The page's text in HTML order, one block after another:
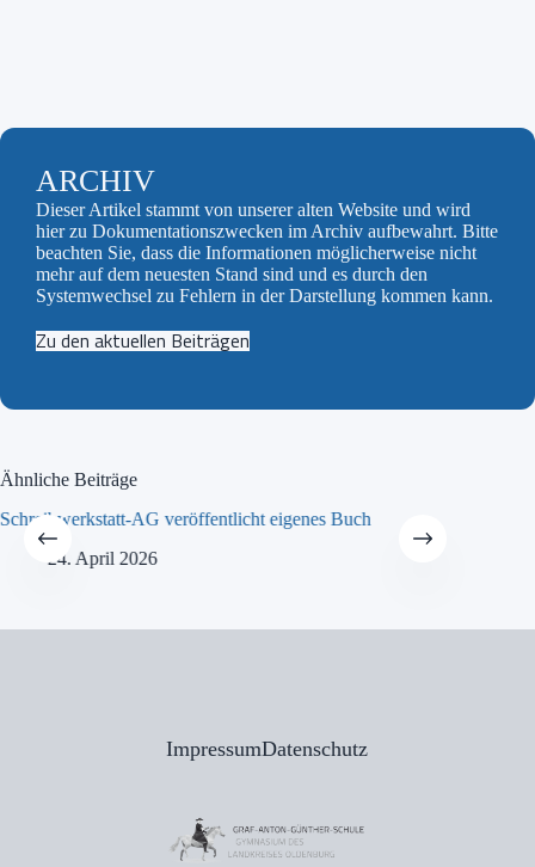
ARCHIV
Dieser Artikel stammt von unserer alten Website und wird
hier zu Dokumentationszwecken im Archiv aufbewahrt. Bitte
beachten Sie, dass die Informationen möglicherweise nicht
mehr auf dem neuesten Stand sind und es durch den
Systemwechsel zu Fehlern in der Darstellung kommen kann.
Zu den aktuellen Beiträgen
Ähnliche Beiträge
Schreibwerkstatt-AG veröffentlicht eigenes Buch
24. April 2026
ImpressumDatenschutz